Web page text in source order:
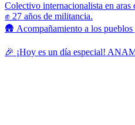
Colectivo internacionalista en aras
✊ 27 años de militancia.
🛖 Acompañamiento a los
🎉 ¡Hoy es un día especial!